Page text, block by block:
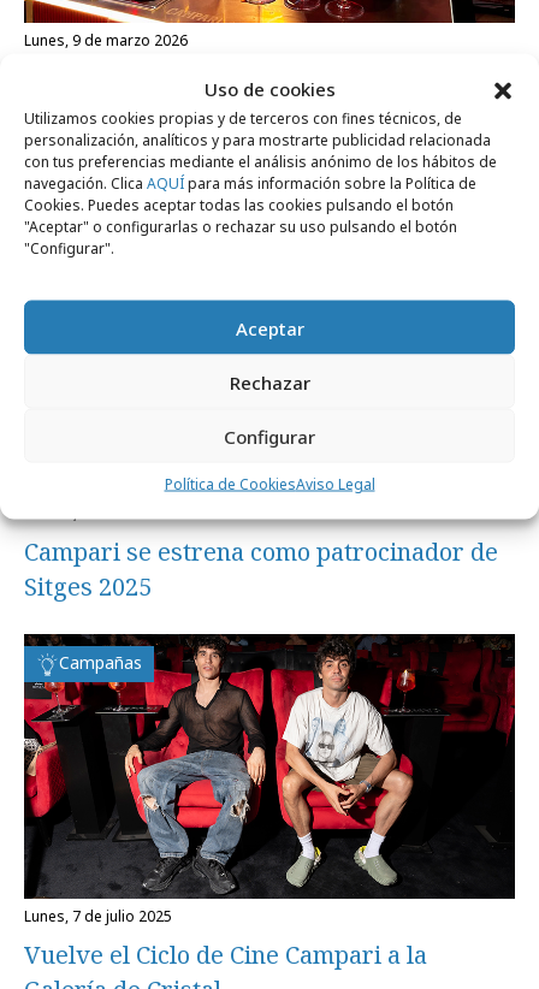
Uso de cookies
Utilizamos cookies propias y de terceros con fines técnicos, de
personalización, analíticos y para mostrarte publicidad relacionada
con tus preferencias mediante el análisis anónimo de los hábitos de
navegación. Clica AQUÍpara más información sobre la Política de
Cookies. Puedes aceptar todas las cookies pulsando el botón
"Aceptar" o configurarlas o rechazar su uso pulsando el botón
"Configurar".
Aceptar
Rechazar
Configurar
Política de CookiesAviso Legal
lunes, 9 de marzo 2026
Campari se estrena en el Festival de
Málaga
Campañas
Campari se estrena como patrocinador de
Sitges 2025
Campañas
lunes, 7 de julio 2025
Vuelve el Ciclo de Cine Campari a la